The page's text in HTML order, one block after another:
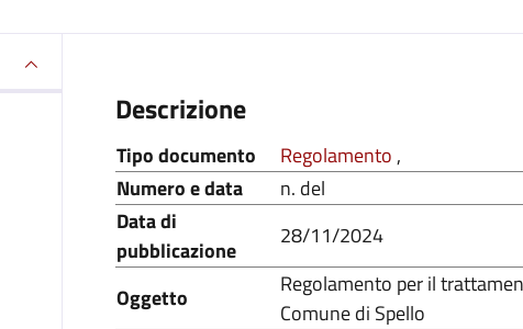
Descrizione
Tipo documento Regolamento ,
Numero e data
n. del
Data di
pubblicazione
28/11/2024
Oggetto
Regolamento per il
Comune di Spello